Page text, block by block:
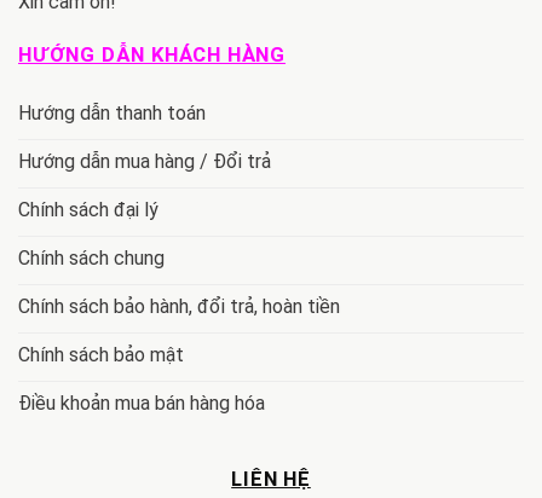
HƯỚNG DẪN KHÁCH HÀNG
Hướng dẫn thanh toán
Hướng dẫn mua hàng / Đổi trả
Chính sách đại lý
Chính sách chung
Chính sách bảo hành, đổi trả, hoàn tiền
Chính sách bảo mật
Điều khoản mua bán hàng hóa
LIÊN HỆ